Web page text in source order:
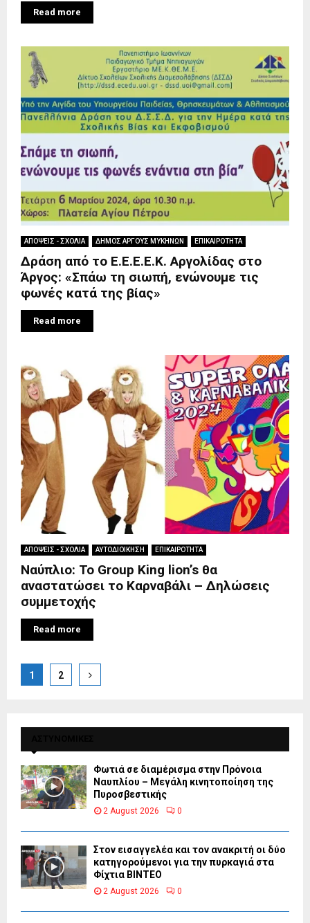
Read more
ΑΠΟΨΕΙΣ - ΣΧΟΛΙΑ ΔΗΜΟΣ ΑΡΓΟΥΣ ΜΥΚΗΝΩΝ ΕΠΙΚΑΙΡΟΤΗΤΑ
Δράση από το Ε.Ε.Ε.Ε.Κ. Αργολίδας στο
Άργος: «Σπάω τη σιωπή, ενώνουμε τις
φωνές κατά της βίας»
Read more
ΑΠΟΨΕΙΣ - ΣΧΟΛΙΑ ΑΥΤΟΔΙΟΙΚΗΣΗ ΕΠΙΚΑΙΡΟΤΗΤΑ
Ναύπλιο: Το Group King lion’s θα
αναστατώσει το Καρναβάλι – Δηλώσεις
συμμετοχής
Read more
Posts
1 2
Φωτιά σε διαμέρισμα στην Πρόνοια
Ναυπλίου – Μεγάλη κινητοποίηση της
Πυροσβεστικής
2 August 2026 0
Στον εισαγγελέα και τον ανακριτή οι δύο
κατηγορούμενοι για την πυρκαγιά στα
Φίχτια ΒΙΝΤΕΟ
2 August 2026 0